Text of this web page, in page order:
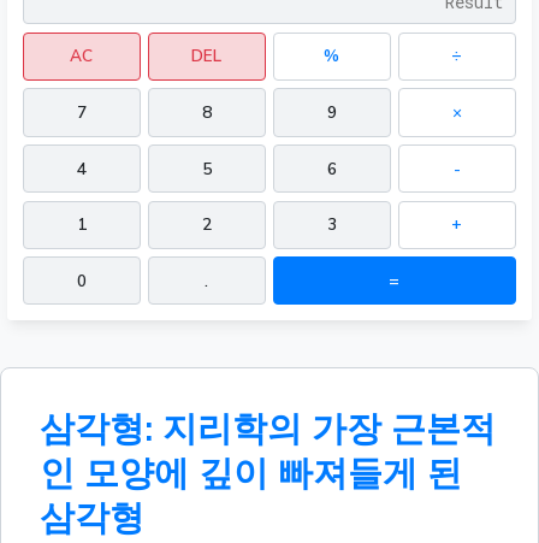
AC DEL % ÷
7 8 9 ×
4 5 6 -
1 2 3 +
0 . =
삼각형: 지리학의 가장 근본적
인 모양에 깊이 빠져들게 된
삼각형